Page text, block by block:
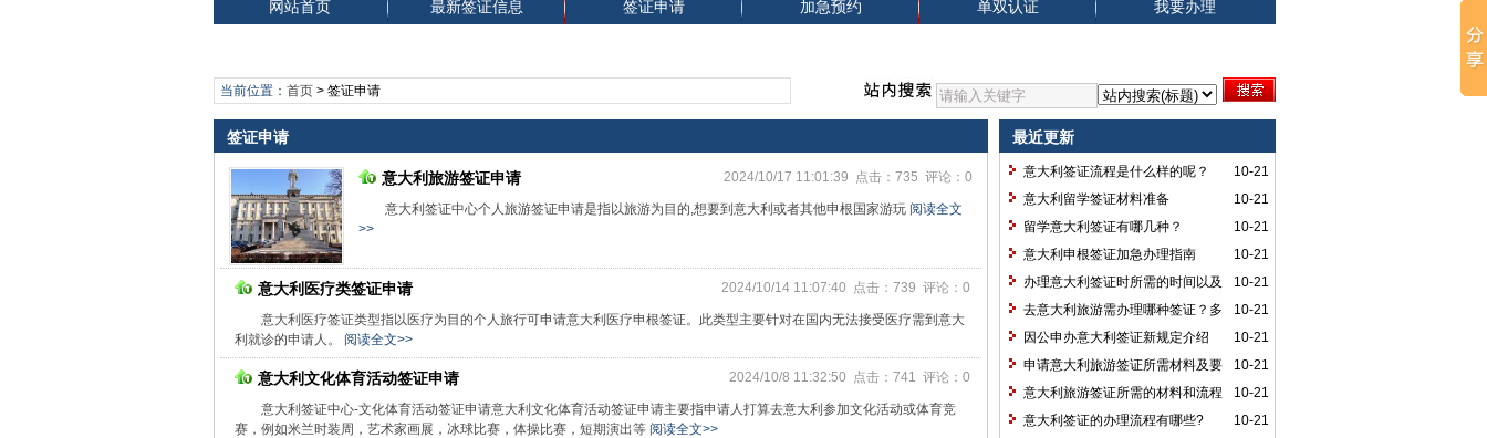
网站首页 最新签证信息 签证申请 加急预约 单双认证 我要办理
当前位置： 首页> 签证申请
签证申请
2024/10/17 11:01:39 点击：735 评论：0
意大利旅游签证申请
意大利签证中心个人旅游签证申请是指以旅游为目的,想要到意大利或者其他申根国家游玩 阅读全文
>>
2024/10/14 11:07:40 点击：739 评论：0
意大利医疗类签证申请
意大利医疗签证类型指以医疗为目的个人旅行可申请意大利医疗申根签证。此类型主要针对在国内无法接受医疗需到意大
利就诊的申请人。
阅读全文>>
2024/10/8 11:32:50 点击：741 评论：0
意大利文化体育活动签证申请
意大利签证中心-文化体育活动签证申请意大利文化体育活动签证申请主要指申请人打算去意大利参加文化活动或体育竞
赛，例如米兰时装周，艺术家画展，冰球比赛，体操比赛，短期演出等 阅读全文>>
最近更新
10-21
意大利签证流程是什么样的呢？
10-21
意大利留学签证材料准备
10-21
留学意大利签证有哪几种？
10-21
意大利申根签证加急办理指南
10-21
办理意大利签证时所需的时间以及
有效期是多久呢？
10-21
去意大利旅游需办理哪种签证？多
久能办好？
10-21
因公申办意大利签证新规定介绍
10-21
申请意大利旅游签证所需材料及要
求
10-21
意大利旅游签证所需的材料和流程
10-21
意大利签证的办理流程有哪些?